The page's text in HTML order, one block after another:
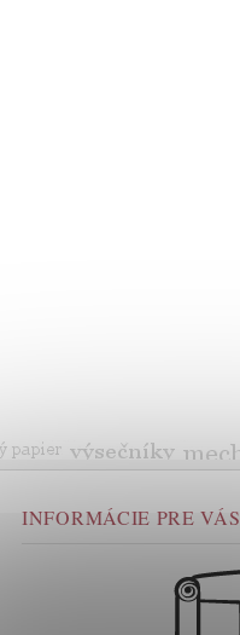
INFORMÁCIE PRE VÁS